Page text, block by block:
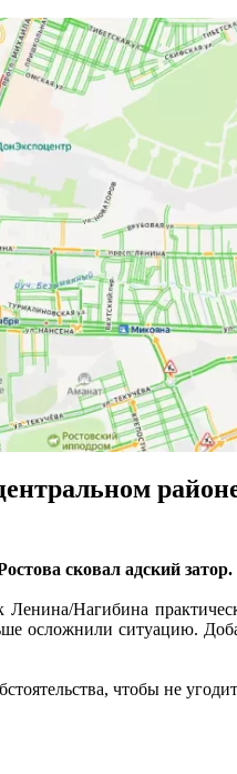
сковал адский
Ленина/Нагибина
осложнили ситуацию.
чтобы не